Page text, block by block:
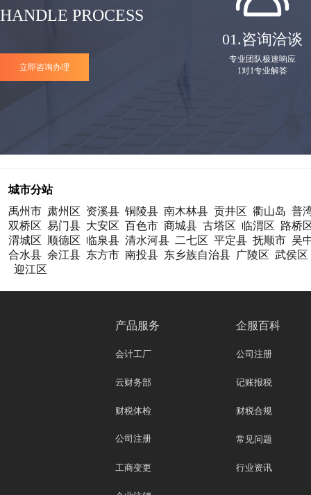
HANDLE PROCESS
立即咨询办理
01.咨询洽谈
专业团队极速响应
1对1专业解答
城市分站
禹州市 肃州区 资溪县 铜陵县 南木林县 贡井区 衢山岛 普
双桥区 易门县 大安区 百色市 商城县 古塔区 临渭区 路桥
渭城区 顺德区 临泉县 清水河县 二七区 平定县 抚顺市 吴
合水县 余江县 东方市 南投县 东乡族自治县 广陵区 武侯区
迎江区
产品服务
会计工厂
云财务部
财税体检
公司注册
工商变更
企服百科
公司注册
记账报税
财税合规
常见问题
行业资讯